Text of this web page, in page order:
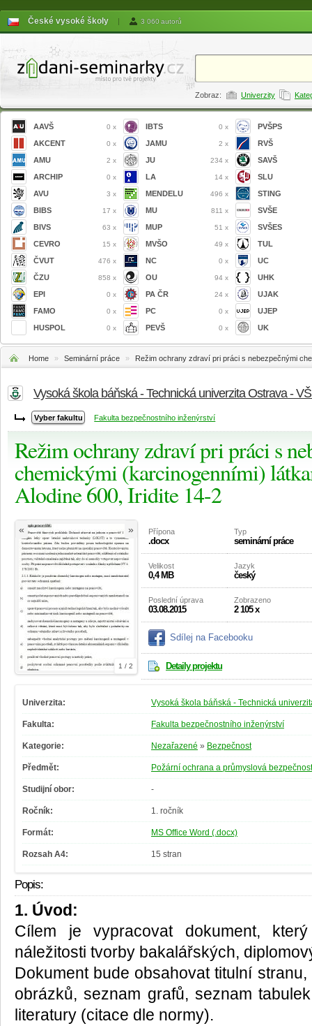
České vysoké školy | 3 060 autorů
Zobraz: Univerzity
AAVŠ 0 x
AKCENT 0 x
AMU 2 x
ARCHIP 0 x
AVU 3 x
BIBS 17 x
BIVS 63 x
CEVRO 15 x
ČVUT 476 x
ČZU 858 x
EPI 0 x
FAMO 0 x
HUSPOL 0 x
IBTS 0 x
JAMU 2 x
JU 234 x
LA 14 x
MENDELU 496 x
MU 811 x
MUP 51 x
MVŠO 49 x
NC 0 x
OU 94 x
PA ČR 24 x
PC 0 x
PEVŠ 0 x
PVŠPS
RVŠ
SAVŠ
SLU
STING
SVŠE
SVŠES
TUL
UC
UHK
UJAK
UJEP
UK
Home » Seminární práce » Režim ochrany zdraví pri práci s nebezpečnými
Vysoká škola báňská - Technická univerzita Ostrava -
Fakulta bezpečnostního inženýrství
Režim ochrany zdraví pri práci s
chemickými (karcinogenními)
Alodine 600, Iridite 14-2
1 / 2
« » Přípona
.docx
Typ
seminární práce
Velikost
0,4 MB
Jazyk
český
Poslední úprava
03.08.2015
Zobrazeno
2 105 x
Sdílej na Facebooku
Detaily projektu
Univerzita: Vysoká škola báňská - Technická
Fakulta: Fakulta bezpečnostního inženýrství
Kategorie: Nezařazené » Bezpečnost
Předmět: Požární ochrana a průmyslová bezpečnost
Studijní obor: -
Ročník: 1. ročník
Formát: MS Office Word (.docx)
Rozsah A4: 15 stran
Popis:
1. Úvod:
Cílem je vypracovat dokument,
náležitosti tvorby bakalářských,
Dokument bude obsahovat titulní
obrázků, seznam grafů, seznam
literatury (citace dle normy).